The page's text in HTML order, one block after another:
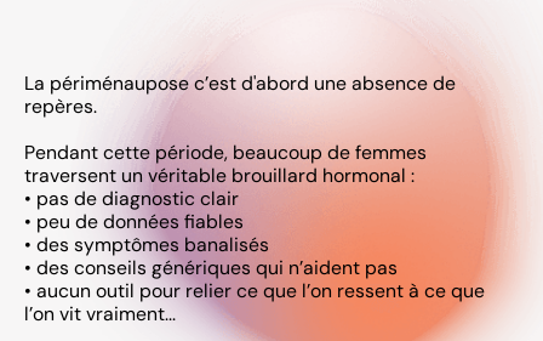
La périménaupose c’est d'abord une absence de
repères.
Pendant cette période, beaucoup de femmes
traversent un véritable brouillard hormonal :
• pas de diagnostic clair
• peu de données fiables
• des symptômes banalisés
• des conseils génériques qui n’aident pas
• aucun outil pour relier ce que l’on ressent à ce que
l’on vit vraiment...